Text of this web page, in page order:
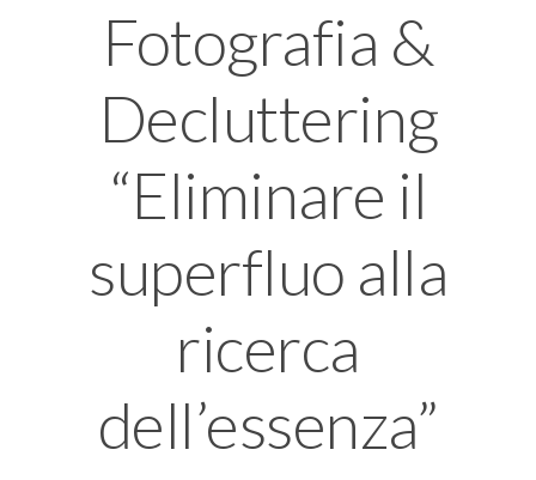
Fotografia &
Decluttering
“Eliminare il
superfluo alla
ricerca
dell’essenza”